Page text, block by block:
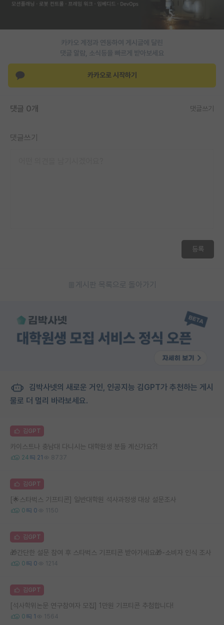
커리어
반도체 아카데미
재팬라운지 🌸
카카오 계정과 연동하여 게시글에 달린
댓글 알람, 소식등을 빠르게 받아보세요
카카오로 시작하기
댓글 0개 댓글쓰기
댓글쓰기
등록
게시판 목록으로 돌아가기
김박사넷의 새로운 거인, 인공지능 김GPT가 추천하는 게시
물로 더 멀리 바라보세요.
김GPT
카이스트나 충남대 다니시는 대학원생 분들 계신가요?!
24 21 8737
김GPT
[🌟스타벅스 기프티콘] 일반대학원 석사과정생 대상 설문조사
0 0 1150
김GPT
🎁간단한 설문 참여 후 스타벅스 기프티콘 받아가세요🎁-소비자 인식 조사
0 0 1214
김GPT
[석사학위논문 연구참여자 모집] 1만원 기프티콘 추첨합니다!
0 1 1564